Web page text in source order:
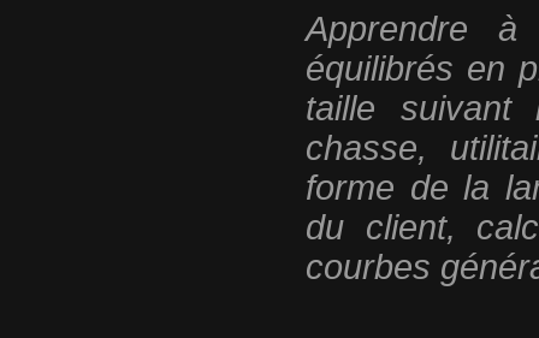
Apprendre
équilibrés en
taille suivant
chasse,
forme de la
du client,
courbes